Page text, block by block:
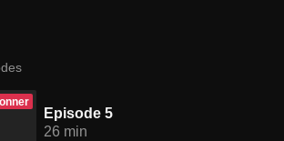
Episode 5
26 min